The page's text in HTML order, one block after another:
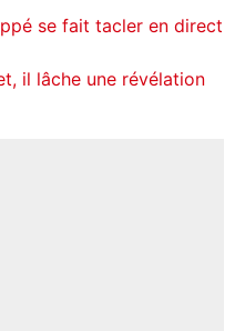
se fait tacler en direct
il lâche une révélation